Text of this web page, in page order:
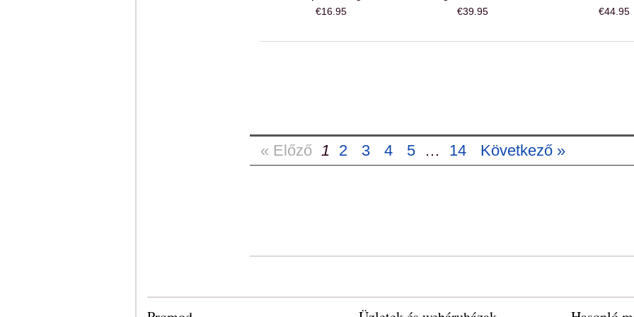
€16.95 €39.95 €44.95
« Előző 1 2 3 4 5 … 14 Következő »